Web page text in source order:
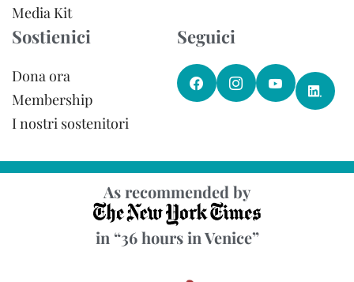
Media Kit
Sostienici
Dona ora
Membership
I nostri sostenitori
Seguici
As recommended by
in “36 hours in Venice”